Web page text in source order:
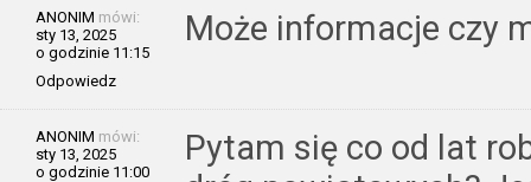
ANONIM mówi:
sty 13, 2025
o godzinie 11:15
Odpowiedz
Może informacje czy
ANONIM mówi:
sty 13, 2025
o godzinie 11:00
Pytam się co od lat